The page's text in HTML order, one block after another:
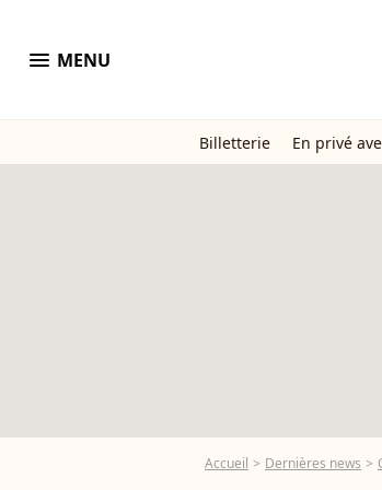
menu MENU
Billetterie En privé
Accueil Dernières news